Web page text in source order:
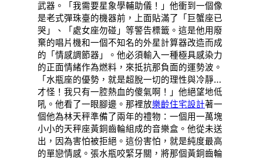
武器。「我需要星象學輔助儀！」他衝到一個像
是老式彈珠臺的機器前，上面貼滿了「巨蟹座已
哭」、「處女座勿碰」等警告標籤。這是他用廢
棄的唱片機和一個不知名的外星計算器改造而成
的「情感調節器」。他必須輸入一種極具感染力
的正面情緒作為燃料，來抵抗那負面的運勢波。
「水瓶座的優勢，就是超脫一切的理性與冷靜…
才怪！我只有一腔熱血的傻氣啊！」他絕望地低
吼。他看了一眼腳邊。那裡放樂齡住宅設計著一
個他為林天秤準備了兩年的禮物：一個用一萬塊
小小的天秤座黃銅齒輪組成的音樂盒。他從未送
出，因為害怕被拒絕。這份害怕，就是純度最高
的單戀情感。張水瓶咬緊牙關，將那個黃銅齒輪